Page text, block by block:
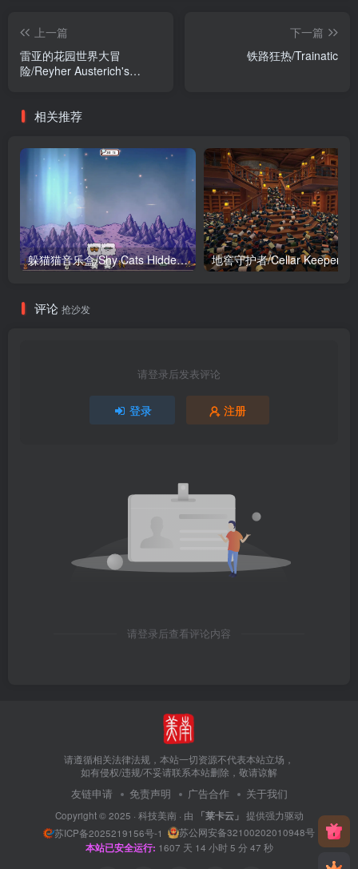
上一篇
雷亚的花园世界大冒
险/Reyher Austerich's
下一篇
铁路狂热/Trainatic
相关推荐
躲猫猫音乐盒/Shy Cats Hidden Orchestra 2 – The Return 地窖守护者/Cellar Keeper
评论 抢沙发
请登录后发表评论
登录 注册
请登录后查看评论内容
请遵循相关法律法规，本站一切资源不代表本站立场，
如有侵权/违规/不妥请联系本站删除，敬请谅解
友链申请 免责声明 广告合作 关于我们
Copyright © 2025 · 科技美南 · 由 「莱卡云」 提供强力驱动
苏ICP备2025219156号-1
苏公网安备32100202010948号
本站已安全运行: 1607 天 14 小时5 分 47 秒